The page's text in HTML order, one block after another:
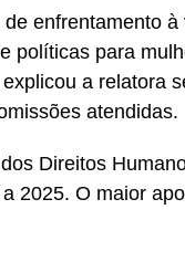
enfrentamento
políticas para
a relatora
atendidas.
Direitos
2025. O maior